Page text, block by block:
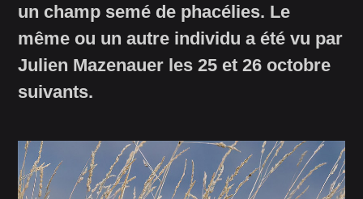
un champ semé de phacélies. Le
même ou un autre individu a été vu par
Julien Mazenauer les 25 et 26 octobre
suivants.